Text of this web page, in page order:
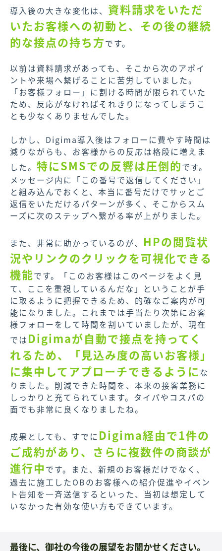
導入後の大きな変化は、 資料請求をいただ
いたお客様への初動と、その後の継続
的な接点の持ち方です。
以前は資料請求があっても、そこから次のアポイ
ントや来場へ繋げることに苦労していました。
「お客様フォロー」に割ける時間が限られていた
ため、反応がなければそれきりになってしまうこ
とも少なくありませんでした。
しかし、Digima導入後はフォローに費やす時間は
減りながらも、お客様からの反応は格段に増えま
した。 特にSMSでの反響は圧倒的です。
メッセージ内に「この番号で返信してください」
と組み込んでおくと、本当に番号だけでサッとご
返信をいただけるパターンが多く、そこからスム
ーズに次のステップへ繋がる率が上がりました。
また、非常に助かっているのが、 HPの閲覧状
況やリンクのクリックを可視化できる
機能です。「このお客様はこのページをよく見
て、ここを重視しているんだな」ということが手
に取るように把握できるため、的確なご案内が可
能になりました。 これまでは手当たり次第にお客
様フォローをして時間を割いていましたが、現在
では Digimaが自動で接点を持ってく
れるため、「見込み度の高いお客様」
に集中してアプローチできるように な
りました。削減できた時間を、本来の接客業務に
しっかりと充てられています。タイパやコスパの
面でも非常に良くなりましたね。
成果としても、すでに Digima経由で1件の
ご成約があり、さらに複数件の商談が
進行中 です。また、新規のお客様だけでなく、
過去に施工したOBのお客様への紹介促進やイベン
ト告知を一斉送信するといった、当初は想定して
いなかった有効な使い方もできています。
最後に、御社の今後の展望をお聞かせください。